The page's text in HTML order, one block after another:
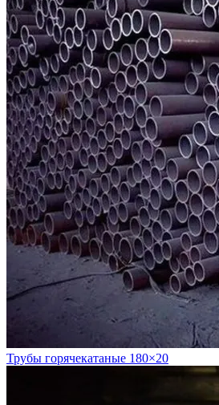
Трубы горячекатаные 180×20